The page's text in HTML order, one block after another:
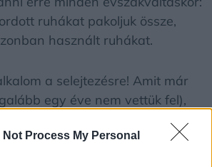
Not Process My Personal
ruhákat pakoljuk össze,
használt ruhákat.
a selejtezésre! Amit már
egy éve nem vettük fel),
az mehet ruhagyűjtőbe, amit
ám semmi baja nincs,